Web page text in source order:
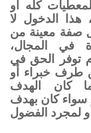
كله أو
هذا الدخول لا
صفة معينة من
في المجال،
توفر الحق في
طرف خبراء أو
كان الهدف
سواء كان بهدف
لمجرد الفضول